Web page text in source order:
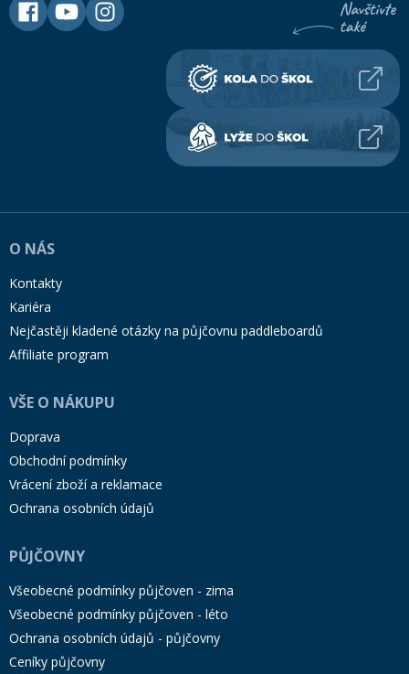
O NÁS
Kontakty
Kariéra
Nejčastěji kladené otázky na půjčovnu paddleboardů
Affiliate program
VŠE O NÁKUPU
Doprava
Obchodní podmínky
Vrácení zboží a reklamace
Ochrana osobních údajů
PŮJČOVNY
Všeobecné podmínky půjčoven - zima
Všeobecné podmínky půjčoven - léto
Ochrana osobních údajů - půjčovny
Ceníky půjčovny